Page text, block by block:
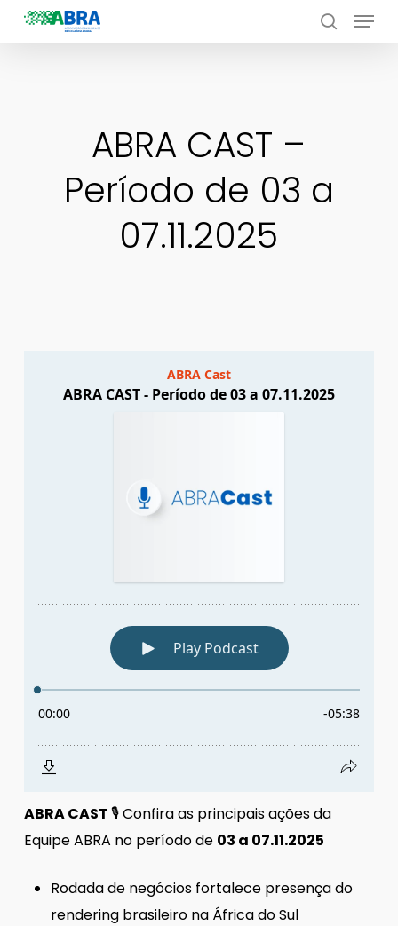
Skip
search
Menu
ABRA CAST –
Período de 03 a
07.11.2025
ABRA CAST🎙 Confira as principais ações da
Equipe ABRA no período de 03 a 07.11.2025
Rodada de negócios fortalece presença do
rendering brasileiro na África do Sul